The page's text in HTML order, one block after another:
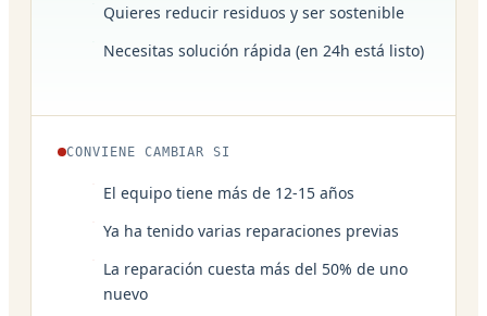
Quieres reducir residuos y ser sostenible
Necesitas solución rápida (en 24h está listo)
CONVIENE CAMBIAR SI
El equipo tiene más de 12-15 años
Ya ha tenido varias reparaciones previas
La reparación cuesta más del 50% de uno
nuevo